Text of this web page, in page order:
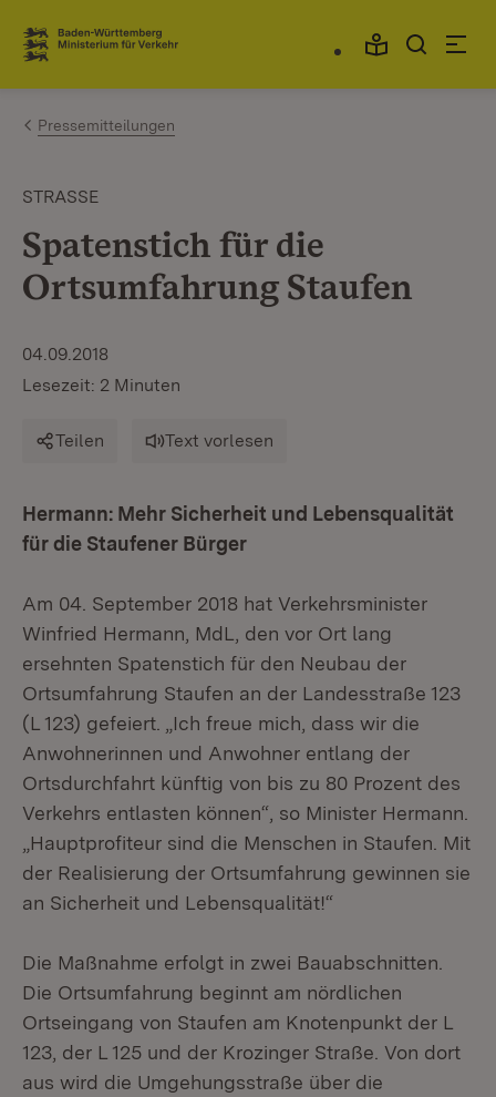
Zum Inhalt springen
Link zur Startseite
Pressemitteilungen
STRASSE
Spatenstich für die
Ortsumfahrung Staufen
04.09.2018
Lesezeit: 2 Minuten
Teilen Text vorlesen
Hermann: Mehr Sicherheit und Lebensqualität
für die Staufener Bürger
Am 04. September 2018 hat Verkehrsminister
Winfried Hermann, MdL, den vor Ort lang
ersehnten Spatenstich für den Neubau der
Ortsumfahrung Staufen an der Landesstraße 123
(L 123) gefeiert. „Ich freue mich, dass wir die
Anwohnerinnen und Anwohner entlang der
Ortsdurchfahrt künftig von bis zu 80 Prozent des
Verkehrs entlasten können“, so Minister Hermann.
„Hauptprofiteur sind die Menschen in Staufen. Mit
der Realisierung der Ortsumfahrung gewinnen sie
an Sicherheit und Lebensqualität!“
Die Maßnahme erfolgt in zwei Bauabschnitten.
Die Ortsumfahrung beginnt am nördlichen
Ortseingang von Staufen am Knotenpunkt der L
123, der L 125 und der Krozinger Straße. Von dort
aus wird die Umgehungsstraße über die